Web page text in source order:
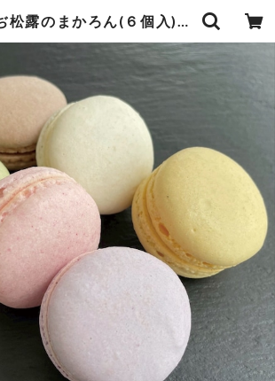
つきぢ松露のまかろん(６個入) | shouro